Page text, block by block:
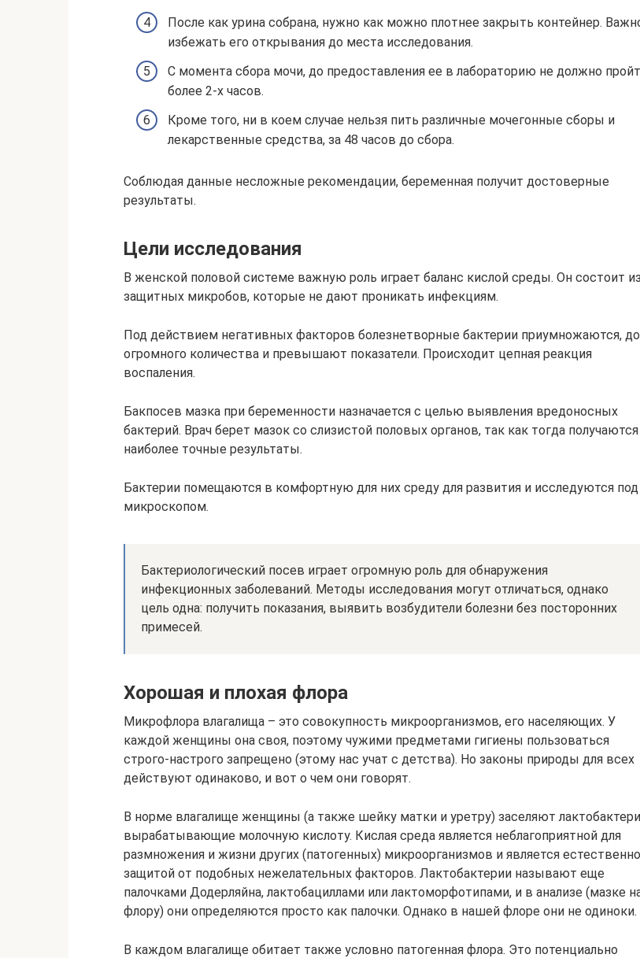
После как урина собрана, нужно как можно плотнее закрыть контейнер.
избежать его открывания до места исследования.
С момента сбора мочи, до предоставления ее в лабораторию не должно
более 2-х часов.
Кроме того, ни в коем случае нельзя пить различные мочегонные сборы и
лекарственные средства, за 48 часов до сбора.
Соблюдая данные несложные рекомендации, беременная получит достоверные
результаты.
Цели исследования
В женской половой системе важную роль играет баланс кислой среды. Он состоит из
защитных микробов, которые не дают проникать инфекциям.
Под действием негативных факторов болезнетворные бактерии приумножаются, до
огромного количества и превышают показатели. Происходит цепная реакция
воспаления.
Бакпосев мазка при беременности назначается с целью выявления вредоносных
бактерий. Врач берет мазок со слизистой половых органов, так как тогда получаются
наиболее точные результаты.
Бактерии помещаются в комфортную для них среду для развития и исследуются под
микроскопом.
Бактериологический посев играет огромную роль для обнаружения
инфекционных заболеваний. Методы исследования могут отличаться, однако
цель одна: получить показания, выявить возбудители болезни без посторонних
примесей.
Хорошая и плохая флора
Микрофлора влагалища – это совокупность микроорганизмов, его населяющих. У
каждой женщины она своя, поэтому чужими предметами гигиены пользоваться
строго-настрого запрещено (этому нас учат с детства). Но законы природы для всех
действуют одинаково, и вот о чем они говорят.
В норме влагалище женщины (а также шейку матки и уретру) заселяют
вырабатывающие молочную кислоту. Кислая среда является неблагоприятной для
размножения и жизни других (патогенных) микроорганизмов и является
защитой от подобных нежелательных факторов. Лактобактерии называют еще
палочками Додерляйна, лактобациллами или лактоморфотипами, и в анализе (мазке
флору) они определяются просто как палочки. Однако в нашей флоре они не одиноки.
В каждом влагалище обитает также условно патогенная флора. Это потенциально